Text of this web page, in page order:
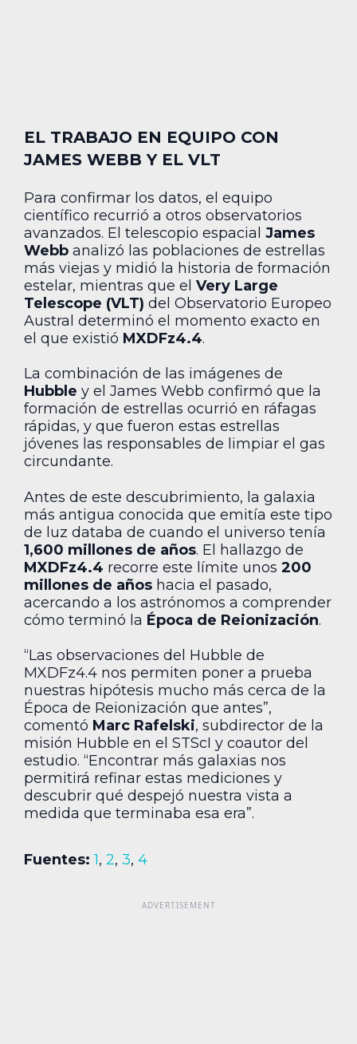
EL TRABAJO EN EQUIPO CON
JAMES WEBB Y EL VLT
Para confirmar los datos, el equipo
científico recurrió a otros observatorios
avanzados. El telescopio espacial James
Webb analizó las poblaciones de estrellas
más viejas y midió la historia de formación
estelar, mientras que el Very Large
Telescope (VLT) del Observatorio Europeo
Austral determinó el momento exacto en
el que existió MXDFz4.4.
La combinación de las imágenes de
Hubble y el James Webb confirmó que la
formación de estrellas ocurrió en ráfagas
rápidas, y que fueron estas estrellas
jóvenes las responsables de limpiar el gas
circundante.
Antes de este descubrimiento, la galaxia
más antigua conocida que emitía este tipo
de luz databa de cuando el universo tenía
1,600 millones de años. El hallazgo de
MXDFz4.4 recorre este límite unos 200
millones de años hacia el pasado,
acercando a los astrónomos a comprender
cómo terminó la Época de Reionización.
“Las observaciones del Hubble de
MXDFz4.4 nos permiten poner a prueba
nuestras hipótesis mucho más cerca de la
Época de Reionización que antes”,
comentó Marc Rafelski, subdirector de la
misión Hubble en el STScI y coautor del
estudio. “Encontrar más galaxias nos
permitirá refinar estas mediciones y
descubrir qué despejó nuestra vista a
medida que terminaba esa era”.
Fuentes: 1, 2, 3, 4